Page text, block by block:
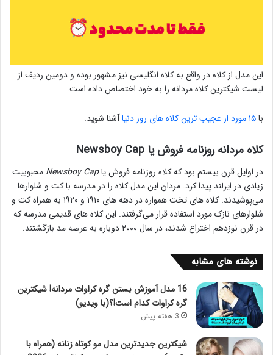
این مدل از کلاه در واقع به کلاه انگلیسی نیز مشهور بوده و دومین ردیف از
لیست شیکترین کلاه مردانه را به خود اختصاص داده است.
با۱۵ مورد از عجیب ترین کلاه های روز دنیا آشنا شوید.
کلاه مردانه روزنامه فروش یا Newsboy Cap
در اوایل قرن بیستم بود که کلاه روزنامه فروش یاNewsboy Cap محبوبیت
زیادی در ایرلند پیدا کرد. مردان این مدل کلاه را در مدرسه با کت و شلوارها
می‌پوشیدند. کلاه های تخت همواره در دهه های ۱۹۱۰ و ۱۹۲۰ به همراه کت و
شلوارهای نازک مورد استفاده قرار می‌گرفتند. این کلاه های قدیمی‌ مدرسه که
در قرن نوزدهم اختراع شدند، در سال ۲۰۰۰ دوباره به عرصه مد بازگشتند.
نوشته های مشابه
16 مدل آموزش بستن گره کراوات مردانه! شیکترین
گره کراوات کدام است!؟(با ویدیو)
3 هفته پیش
شیکترین جدیدترین مدل مو کوتاه زنانه (همراه با